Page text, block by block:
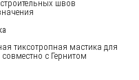
швов
тиксотропная мастика для
с Гернитом